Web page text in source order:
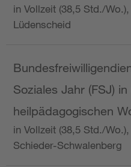
in Vollzeit (38,5 Std./
Lüdenscheid
Soziales Jahr (FSJ)
heilpädagogischen
in Vollzeit (38,5 Std./
Schieder-Schwalenberg